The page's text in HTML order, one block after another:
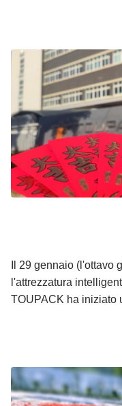
Il 29 gennaio (l'ottavo
l'attrezzatura
TOUPACK ha iniziato